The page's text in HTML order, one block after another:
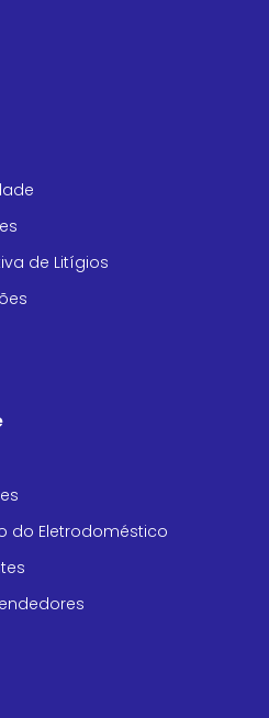
de Litígios
do Eletrodoméstico